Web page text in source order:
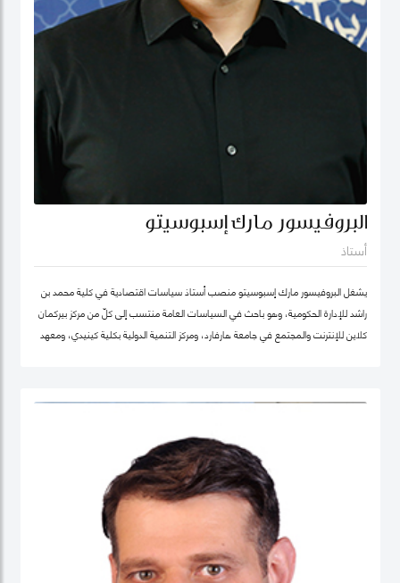
البروفيسور مارك إسبوسيتو
أستاذ
يشغل البروفيسور مارك إسبوسيتو منصب أستاذ سياسات اقتصادية في كلية محمد بن
راشد للإدارة الحكومية، وهو باحث في السياسات العامة منتسب إلى كلّ من مركز بيركمان
كلاين للإنترنت والمجتمع في جامعة هارفارد، ومركز التنمية الدولية بكلية كينيدي، ومعهد
مجال الذكاء الاصطناعي، بما في ذلك Nexus FrontierTech، ومؤسسة AI Native ،